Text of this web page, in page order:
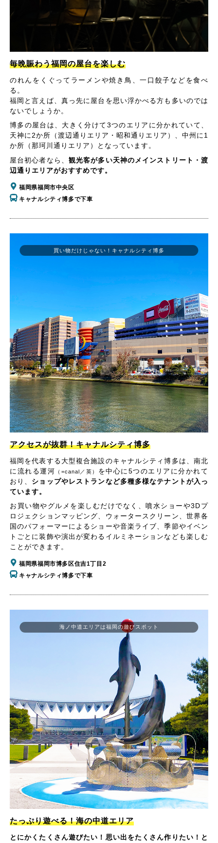
毎晩賑わう福岡の屋台を楽しむ
のれんをくぐってラーメンや焼き鳥、一口餃子などを食べ
る。
福岡と言えば、真っ先に屋台を思い浮かべる方も多いのでは
ないでしょうか。
博多の屋台は、大きく分けて3つのエリアに分かれていて、
天神に2か所（渡辺通りエリア・昭和通りエリア）、中州に1
か所（那珂川通りエリア）となっています。
屋台初心者なら、 観光客が多い天神のメインストリート・渡
辺通りエリアがおすすめです。
福岡県福岡市中央区
キャナルシティ博多で下車
アクセスが抜群！キャナルシティ博多
福岡を代表する大型複合施設のキャナルシティ博多は、南北
に流れる運河 （=canal／英）
を中心に5つのエリアに分かれて
おり、 ショップやレストランなど多種多様なテナントが入っ
ています。
お買い物やグルメを楽しむだけでなく、噴水ショーや3Dプ
ロジェクションマッピング、ウォータースクリーン、世界各
国のパフォーマーによるショーや音楽ライブ、季節やイベン
トごとに装飾や演出が変わるイルミネーションなども楽しむ
ことができます。
福岡県福岡市博多区住吉1丁目2
キャナルシティ博多で下車
買い物だけじゃない！キャナルシティ博多
海ノ中道エリアは福岡の遊びスポット
たっぷり遊べる！海の中道エリア
とにかくたくさん遊びたい！思い出をたくさん作りたい！と